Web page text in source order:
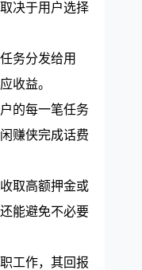
决于用户选择
务分发给用
收益。
的每一笔任务
赚侠完成话费
取高额押金或
能避免不必要
工作，其回报